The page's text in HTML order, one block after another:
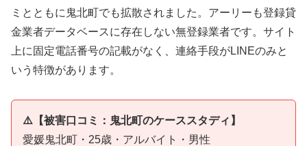
ミとともに鬼北町でも拡散されました。アーリーも登録貸
金業者データベースに存在しない無登録業者です。サイト
上に固定電話番号の記載がなく、連絡手段がLINEのみと
いう特徴があります。
⚠️【被害口コミ：鬼北町のケーススタディ】
愛媛鬼北町・25歳・アルバイト・男性